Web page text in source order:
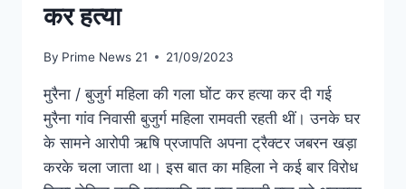
कर हत्या
By Prime News 21 21/09/2023
मुरैना / बुजुर्ग महिला की गला घोंट कर हत्या कर दी गई
मुरैना गांव निवासी बुजुर्ग महिला रामवती रहती थीं। उनके घर
के सामने आरोपी ऋषि प्रजापति अपना ट्रैक्टर जबरन खड़ा
करके चला जाता था। इस बात का महिला ने कई बार विरोध